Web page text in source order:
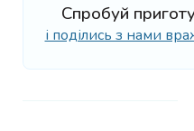
Спробуй
і поділись з нами